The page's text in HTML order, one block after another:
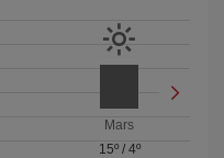
Mars
15º/ 4º